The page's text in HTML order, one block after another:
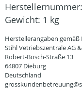
Herstellernummer:
Gewicht: 1 kg
Herstellerangaben gemäß
Stihl Vetriebszentrale AG &
Robert-Bosch-Straße 13
64807 Dieburg
Deutschland